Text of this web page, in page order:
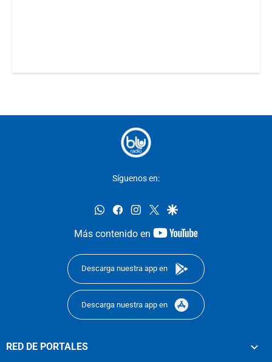
Síguenos en:
whatsappfacebookinstagram
twittergoogle
Más contenido en
youtube-
Descarga nuestra app en
Descarga nuestra app en
RED DE PORTALES